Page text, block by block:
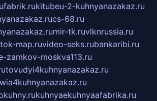
kitubeu-2-kuhnyanazakaz.ru
cs-68.ru
mir-tk.ruvlknrussia.ru
map.ruvideo-seks.rubankaribi.ru
zamkov-moskva113.ru
tovudyi4kuhnyanazakaz.ru
kuhnyaekuhnyaafabrika.ru